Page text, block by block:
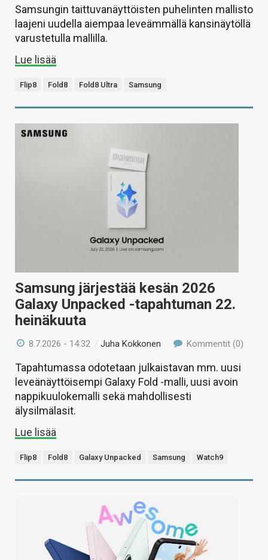
Samsungin taittuvanäyttöisten puhelinten mallisto
laajeni uudella aiempaa leveämmällä kansinäytöllä
varustetulla mallilla.
Lue lisää
Flip8 Fold8 Fold8 Ultra Samsung
Samsung järjestää kesän 2026
Galaxy Unpacked -tapahtuman 22.
heinäkuuta
8.7.2026 - 14:32 /Juha Kokkonen Kommentit (0)
Tapahtumassa odotetaan julkaistavan mm. uusi
leveänäyttöisempi Galaxy Fold -malli, uusi avoin
nappikuulokemalli sekä mahdollisesti
älysilmälasit.
Lue lisää
Flip8 Fold8 Galaxy Unpacked Samsung Watch9